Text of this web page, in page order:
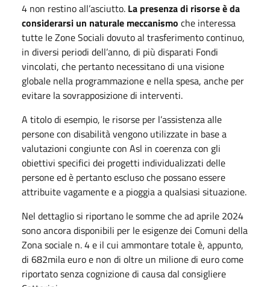
4 non restino all’asciutto. La presenza di risorse è da
considerarsi un naturale meccanismo che interessa
tutte le Zone Sociali dovuto al trasferimento continuo,
in diversi periodi dell’anno, di più disparati Fondi
vincolati, che pertanto necessitano di una visione
globale nella programmazione e nella spesa, anche per
evitare la sovrapposizione di interventi.
A titolo di esempio, le risorse per l’assistenza alle
persone con disabilità vengono utilizzate in base a
valutazioni congiunte con Asl in coerenza con gli
obiettivi specifici dei progetti individualizzati delle
persone ed è pertanto escluso che possano essere
attribuite vagamente e a pioggia a qualsiasi situazione.
Nel dettaglio si riportano le somme che ad aprile 2024
sono ancora disponibili per le esigenze dei Comuni della
Zona sociale n. 4 e il cui ammontare totale è, appunto,
di 682mila euro e non di oltre un milione di euro come
riportato senza cognizione di causa dal consigliere